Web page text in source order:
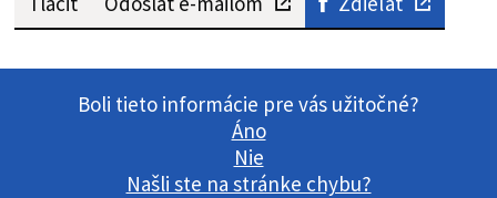
Boli tieto informácie pre vás užitočné?
Áno
Nie
Našli ste na stránke chybu?